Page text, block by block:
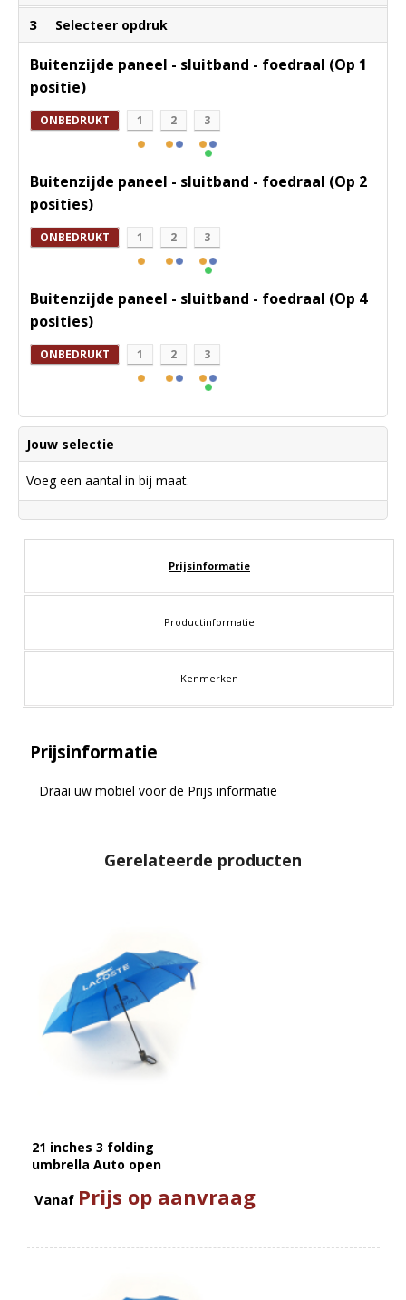
3 Selecteer opdruk
Buitenzijde paneel - sluitband - foedraal (Op 1
positie)
ONBEDRUKT 1 2 3
Buitenzijde paneel - sluitband - foedraal (Op 2
posities)
ONBEDRUKT 1 2 3
Buitenzijde paneel - sluitband - foedraal (Op 4
posities)
ONBEDRUKT 1 2 3
Jouw selectie
Voeg een aantal in bij maat.
Prijsinformatie
Productinformatie
Kenmerken
Prijsinformatie
Draai uw mobiel voor de Prijs informatie
Gerelateerde producten
21 inches 3 folding
umbrella Auto open
Vanaf Prijs op aanvraag